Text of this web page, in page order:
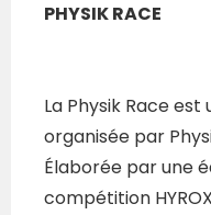
PHYSIK RACE
La Physik Race
organisée par
Élaborée par une
compétition